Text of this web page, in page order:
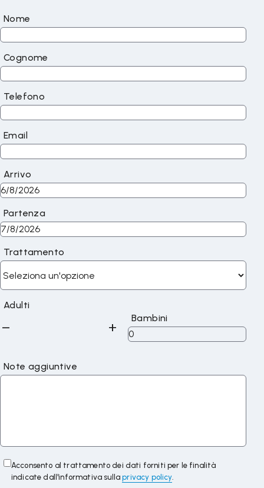
Nome
Cognome
Telefono
Email
Arrivo
Partenza
Trattamento
Adulti
Bambini
Note aggiuntive
Acconsento al trattamento dei dati forniti per le finalità
indicate dall'informativa sullaprivacy policy.